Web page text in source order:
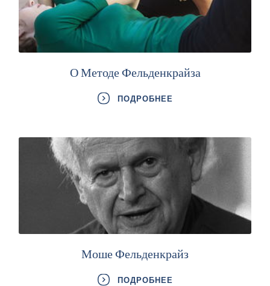
О Методе Фельденкрайза
ПОДРОБНЕЕ
Моше Фельденкрайз
ПОДРОБНЕЕ